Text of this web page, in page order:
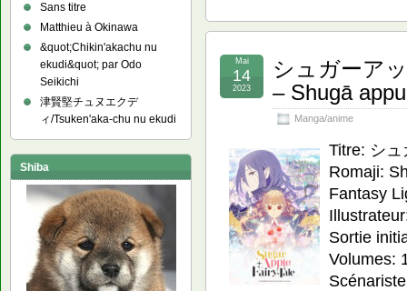
シュガーア
– Shugā
Manga/anime
Mai
14
2023
Titre: シ
Romaji:
Fantasy
Sortie
Volumes:
Sans titre
Matthieu à Okinawa
&quot;Chikin'akachu nu
ekudi&quot; par Odo
Seikichi
津賢堅チュヌエクデ
ィ/Tsuken'aka-chu nu ekudi
Shiba